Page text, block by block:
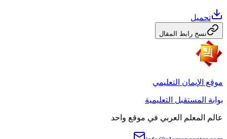
تحميل
نسخ رابط المقال
موقع الإيمان التعليمي
بوابة المستقبل التعليمية
عالم المعلم العربي في موقع واحد